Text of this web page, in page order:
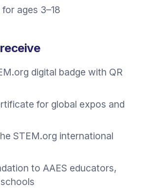
ages 3–18
digital badge with QR
for global expos and
STEM.org international
to AAES educators,